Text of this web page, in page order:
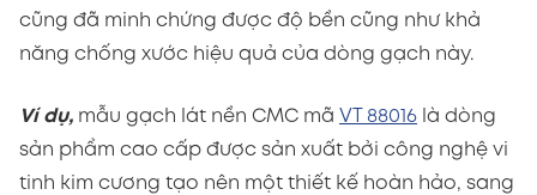
cũng đã minh chứng được độ bền cũng như khả
năng chống xước hiệu quả của dòng gạch này.
Ví dụ, mẫu gạch lát nền CMC mã VT 88016 là dòng
sản phẩm cao cấp được sản xuất bởi công nghệ vi
tinh kim cương tạo nên một thiết kế hoàn hảo, sang